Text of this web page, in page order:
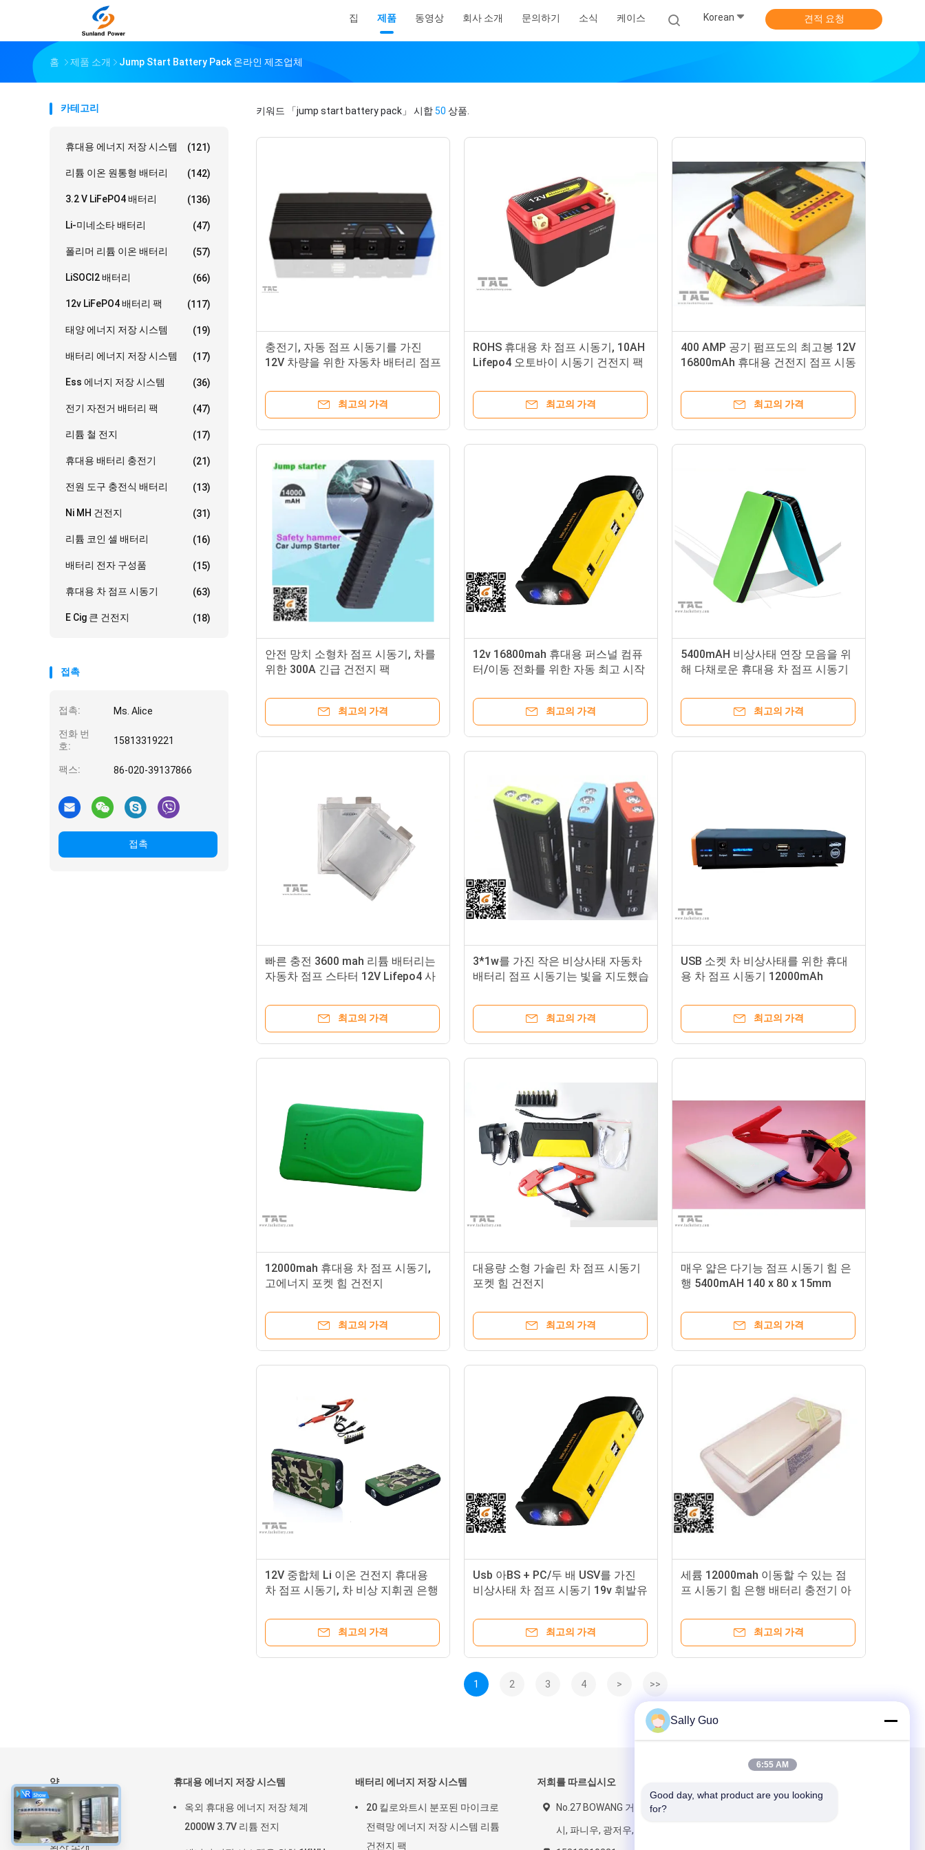
집 제품 동영상 회사 소개 문의하기 소식 케이스 Korean 견적 요청
홈 제품 소개 Jump Start Battery Pack 온라인 제조업체
카테고리
휴대용 에너지 저장 시스템 (121)
리튬 이온 원통형 배터리 (142)
3.2 V LiFePO4 배터리 (136)
Li-미네소타 배터리 (47)
폴리머 리튬 이온 배터리 (57)
LiSOCl2 배터리 (66)
12v LiFePO4 배터리 팩 (117)
태양 에너지 저장 시스템 (19)
배터리 에너지 저장 시스템 (17)
Ess 에너지 저장 시스템 (36)
전기 자전거 배터리 팩 (47)
리튬 철 전지 (17)
휴대용 배터리 충전기 (21)
전원 도구 충전식 배터리 (13)
Ni MH 건전지 (31)
리튬 코인 셀 배터리 (16)
배터리 전자 구성품 (15)
휴대용 차 점프 시동기 (63)
E Cig 큰 건전지 (18)
접촉
접촉: Ms. Alice
전화 번
호:
15813319221
팩스: 86-020-39137866
접촉
키워드 「jump start battery pack」 시합50 상품.
충전기, 자동 점프 시동기를 가진
12V 차량을 위한 자동차 배터리 점프
최고의 가격
ROHS 휴대용 차 점프 시동기, 10AH
Lifepo4 오토바이 시동기 건전지 팩
최고의 가격
400 AMP 공기 펌프도의 최고봉 12V
16800mAh 휴대용 건전지 점프 시동
최고의 가격
안전 망치 소형차 점프 시동기, 차를
위한 300A 긴급 건전지 팩
최고의 가격
12v 16800mah 휴대용 퍼스널 컴퓨
터/이동 전화를 위한 자동 최고 시작
최고의 가격
5400mAH 비상사태 연장 모음을 위
해 다채로운 휴대용 차 점프 시동기
최고의 가격
빠른 충전 3600 mah 리튬 배터리는
자동차 점프 스타터 12V Lifepo4 사
최고의 가격
3*1w를 가진 작은 비상사태 자동차
배터리 점프 시동기는 빛을 지도했습
최고의 가격
USB 소켓 차 비상사태를 위한 휴대
용 차 점프 시동기 12000mAh
최고의 가격
12000mah 휴대용 차 점프 시동기,
고에너지 포켓 힘 건전지
최고의 가격
대용량 소형 가솔린 차 점프 시동기
포켓 힘 건전지
최고의 가격
매우 얇은 다기능 점프 시동기 힘 은
행 5400mAH 140 x 80 x 15mm
최고의 가격
12V 중합체 Li 이온 건전지 휴대용
차 점프 시동기, 차 비상 지휘권 은행
최고의 가격
Usb 아BS + PC/두 배 USV를 가진
비상사태 차 점프 시동기 19v 휘발유
최고의 가격
세륨 12000mah 이동할 수 있는 점
프 시동기 힘 은행 배터리 충전기 아
최고의 가격
1 2 3 4 > >>
약
집
제품
회사 소개
휴대용 에너지 저장 시스템
옥외 휴대용 에너지 저장 체계
2000W 3.7V 리튬 전지
배터리 에너지 저장 시스템
20 킬로와트시 분포된 마이크로
전력망 에너지 저장 시스템 리튬
건전지 팩
저희를 따르십시오
No.27 BOWANG 거리, 난 군 도
시, 파니우, 광저우, GD, 중국
Sally Guo
6:55 AM
Good day, what product are you looking
for?